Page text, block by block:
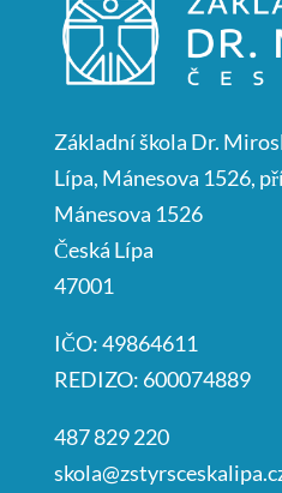
Základní škola Dr.
Lípa, Mánesova 1526,
Mánesova 1526
Česká Lípa
47001
IČO: 49864611
REDIZO: 600074889
487 829 220